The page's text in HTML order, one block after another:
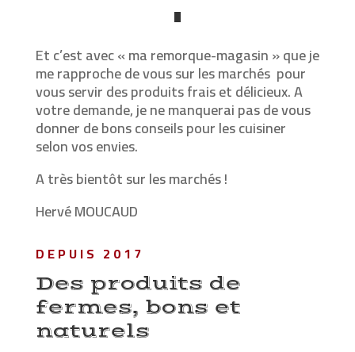
Et c’est avec « ma remorque-magasin » que je
me rapproche de vous sur les marchés pour
vous servir des produits frais et délicieux. A
votre demande, je ne manquerai pas de vous
donner de bons conseils pour les cuisiner
selon vos envies.
A très bientôt sur les marchés !
Hervé MOUCAUD
DEPUIS 2017
Des produits de
fermes, bons et
naturels